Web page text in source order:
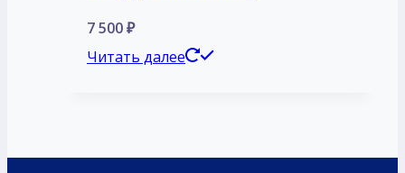
7 500₽
Читать далее